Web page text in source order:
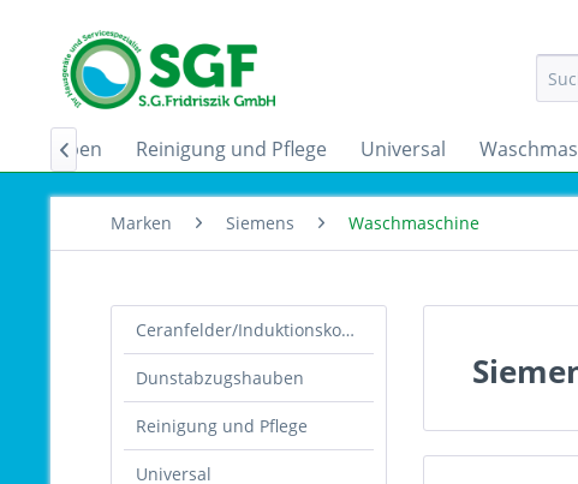
Reinigung und Pflege Universal

Marken Siemens Waschmaschine
Ceranfelder/Induktionskochfelder
Dunstabzugshauben
Reinigung und Pflege
Universal